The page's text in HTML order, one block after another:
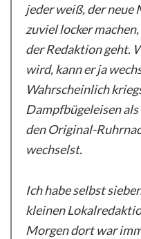
jeder weiß, der
zuviel locker
der Redaktion geht.
wird, kann er ja
Wahrscheinlich
Dampfbügeleisen
den Original-
wechselst.
Ich habe selbst
kleinen
Morgen dort war